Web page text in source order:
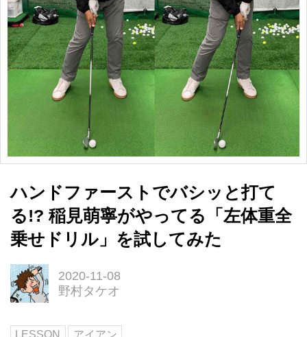
ハンドファーストでバシッと打て
る!? 稲見萌寧がやってる「左体重全
乗せドリル」を試してみた
2020-11-08
野村タケオ
LESSON アイアン